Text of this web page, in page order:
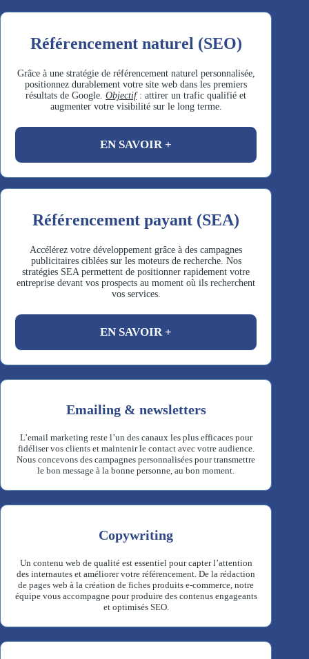
Référencement naturel (SEO)
Grâce à une stratégie de référencement naturel personnalisée,
positionnez durablement votre site web dans les premiers
résultats de Google.Objectif: attirer un trafic qualifié et
augmenter votre visibilité sur le long terme.
EN SAVOIR +
Référencement payant (SEA)
Accélérez votre développement grâce à des campagnes
publicitaires ciblées sur les moteurs de recherche. Nos
stratégies SEA permettent de positionner rapidement votre
entreprise devant vos prospects au moment où ils recherchent
vos services.
EN SAVOIR +
Emailing & newsletters
L’email marketing reste l’un des canaux les plus efficaces pour
fidéliser vos clients et maintenir le contact avec votre audience.
Nous concevons des campagnes personnalisées pour transmettre
le bon message à la bonne personne, au bon moment.
Copywriting
Un contenu web de qualité est essentiel pour capter l’attention
des internautes et améliorer votre référencement. De la rédaction
de pages web à la création de fiches produits e-commerce, notre
équipe vous accompagne pour produire des contenus engageants
et optimisés SEO.